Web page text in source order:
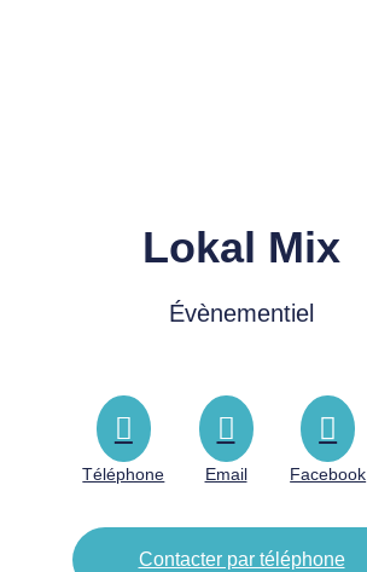
Lokal Mix
Évènementiel
Téléphone Email Facebook
Contacter par téléphone